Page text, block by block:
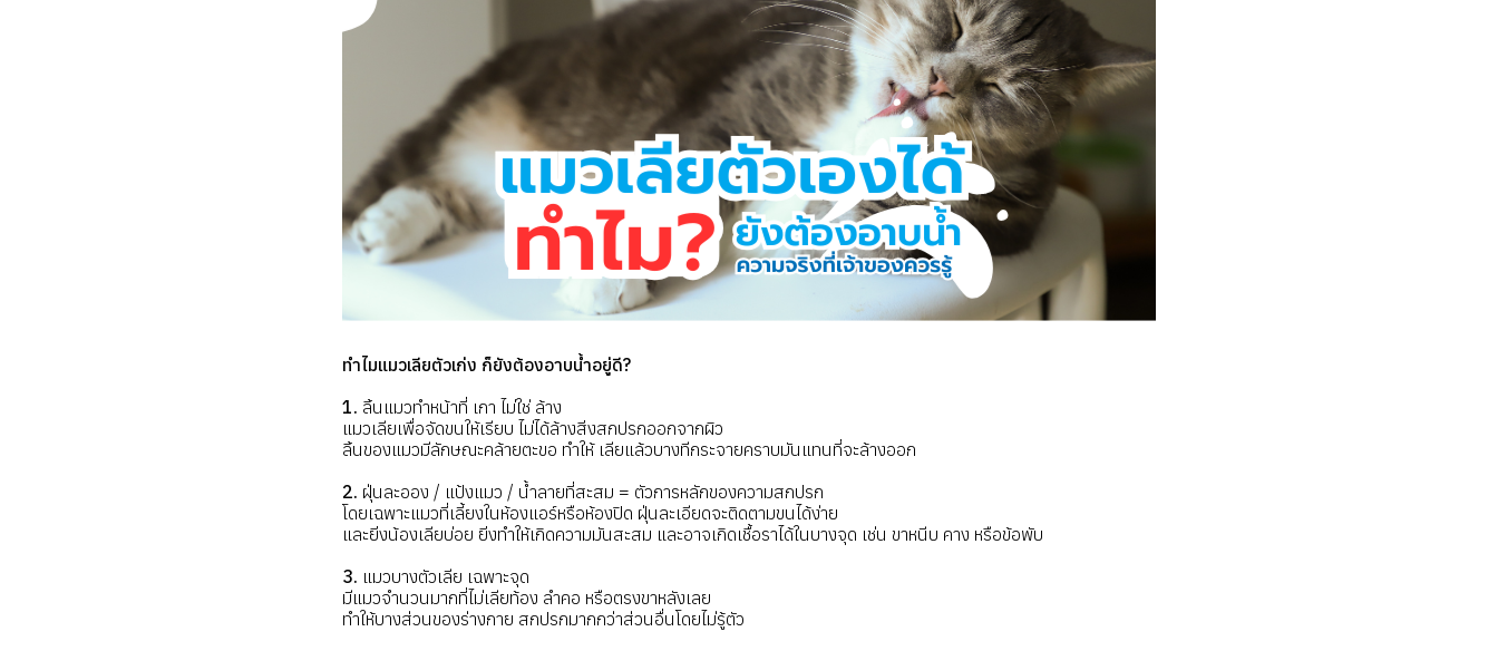
ทำไมแมวเลียตัวเก่ง ก็ยังต้องอาบน้ำอยู่ดี?
1. ลิ้นแมวทำหน้าที่ เกา ไม่ใช่ ล้าง
แมวเลียเพื่อจัดขนให้เรียบ ไม่ได้ล้างสิ่งสกปรกออกจากผิว
ลิ้นของแมวมีลักษณะคล้ายตะขอ ทำให้ เลียแล้วบางทีกระจายคราบมันแทนที่จะล้างออก
2. ฝุ่นละออง / แป้งแมว / น้ำลายที่สะสม = ตัวการหลักของความสกปรก
โดยเฉพาะแมวที่เลี้ยงในห้องแอร์หรือห้องปิด ฝุ่นละเอียดจะติดตามขนได้ง่าย
และยิ่งน้องเลียบ่อย ยิ่งทำให้เกิดความมันสะสม และอาจเกิดเชื้อราได้ในบางจุด เช่น ขาหนีบ คาง หรือข้อพับ
3. แมวบางตัวเลีย เฉพาะจุด
มีแมวจำนวนมากที่ไม่เลียท้อง ลำคอ หรือตรงขาหลังเลย
ทำให้บางส่วนของร่างกาย สกปรกมากกว่าส่วนอื่นโดยไม่รู้ตัว